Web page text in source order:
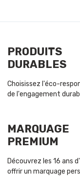
PRODUITS
DURABLES
Choisissez l'éco-
de l'engagement
MARQUAGE
PREMIUM
Découvrez les 16 ans
offrir un marquage